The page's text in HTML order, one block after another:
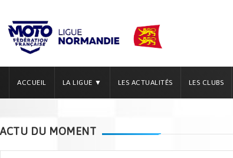
ACCUEIL LA LIGUE ▼ LES ACTUALITÉS LES CLUBS
ACTU DU MOMENT